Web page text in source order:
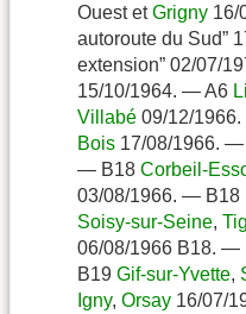
Ouest etGrigny 16/
autoroute du Sud”
extension” 02/07/
15/10/1964. — A6
Villabé 09/12/
Bois 17/08/1966. —
— B18 Corbeil-
03/08/1966. — B18
Soisy-sur-Seine,
06/08/1966 B18. —
B19 Gif-sur-Yvette,
Igny, Orsay 16/07/